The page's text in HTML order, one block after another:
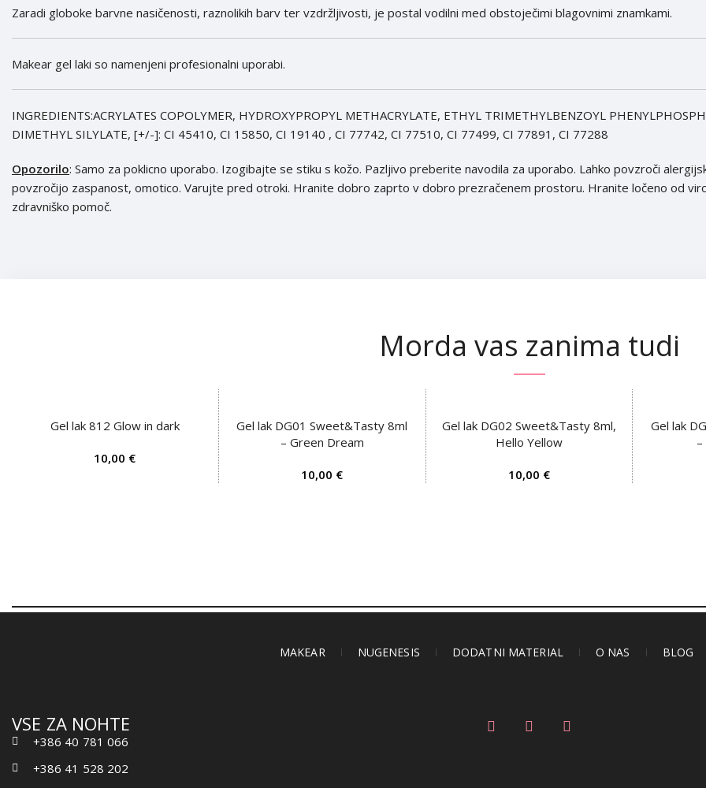
Zaradi globoke barvne nasičenosti, raznolikih barv ter vzdržljivosti, je postal vodilni med obstoječimi blagovnimi znamkami.
Makear gel laki so namenjeni profesionalni uporabi.
INGREDIENTS:ACRYLATES COPOLYMER, HYDROXYPROPYL METHACRYLATE, ETHYL TRIMETHYLBENZOYL
DIMETHYL SILYLATE, [+/-]: CI 45410, CI 15850, CI 19140 , CI 77742, CI 77510, CI 77499, CI 77891, CI 77288
Opozorilo: Samo za poklicno uporabo. Izogibajte se stiku s kožo. Pazljivo preberite navodila za uporabo. Lahko povzroči
povzročijo zaspanost, omotico. Varujte pred otroki. Hranite dobro zaprto v dobro prezračenem prostoru. Hranite ločeno od
zdravniško pomoč.
Morda vas zanima tudi
DODAJ V KOŠARICO
Gel lak 812 Glow in dark
€
DODAJ V KOŠARICO
Gel lak DG01 Sweet&Tasty 8ml
– Green Dream
€
DODAJ V KOŠARICO
Gel lak DG02 Sweet&Tasty 8ml,
Hello Yellow
€
DODAJ V
Gel lak
MAKEAR NUGENESIS DODATNI MATERIAL O NAS BLOG
VSE ZA NOHTE
+386 40 781 066
+386 41 528 202